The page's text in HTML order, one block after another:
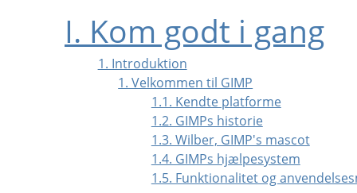
I. Kom godt i gang
1. Introduktion
1. Velkommen til GIMP
1.1. Kendte platforme
1.2. GIMPs historie
1.3. Wilber, GIMP's mascot
1.4. GIMPs hjælpesystem
1.5. Funktionalitet og